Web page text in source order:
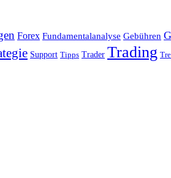
Forex Fundamentalanalyse Gebühren
Support Tipps Trader Trading